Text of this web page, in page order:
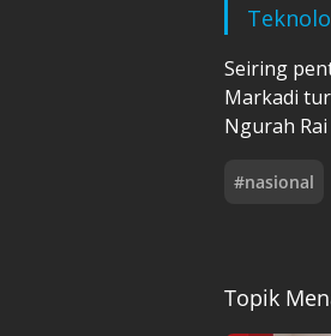
Seiring
Markadi
Ngurah
#nasional
Topik